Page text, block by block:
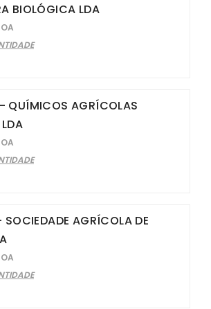
BIOLÓGICA LDA
QUÍMICOS AGRÍCOLAS
AGRÍCOLA DE